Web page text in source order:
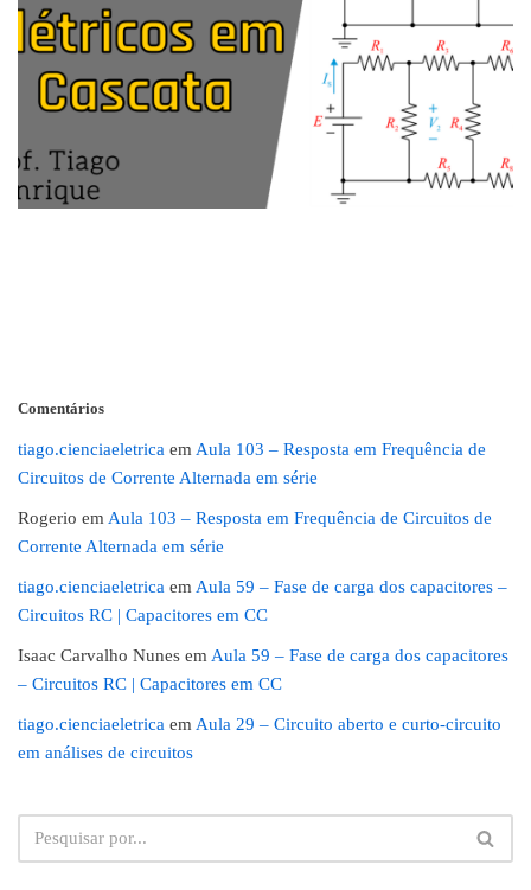
Comentários
tiago.cienciaeletrica em Aula 103 – Resposta em Frequência de
Circuitos de Corrente Alternada em série
Rogerio em Aula 103 – Resposta em Frequência de Circuitos de
Corrente Alternada em série
tiago.cienciaeletrica em Aula 59 – Fase de carga dos capacitores –
Circuitos RC | Capacitores em CC
Isaac Carvalho Nunes em Aula 59 – Fase de carga dos capacitores
– Circuitos RC | Capacitores em CC
tiago.cienciaeletrica em Aula 29 – Circuito aberto e curto-circuito
em análises de circuitos